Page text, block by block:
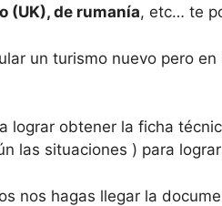
(UK), de rumanía, etc… te
un turismo nuevo pero
lograr obtener la ficha
las situaciones ) para
nos hagas llegar la